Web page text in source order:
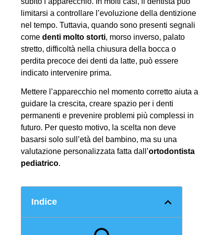
limitarsi a controllare l’evoluzione della dentizione
nel tempo. Tuttavia, quando sono presenti segnali
come denti molto storti, morso inverso, palato
stretto, difficoltà nella chiusura della bocca o
perdita precoce dei denti da latte, può essere
indicato intervenire prima.
Mettere l’apparecchio nel momento corretto aiuta a
guidare la crescita, creare spazio per i denti
permanenti e prevenire problemi più complessi in
futuro. Per questo motivo, la scelta non deve
basarsi solo sull’età del bambino, ma su una
valutazione personalizzata fatta dall’ortodontista
pediatrico.
Indice